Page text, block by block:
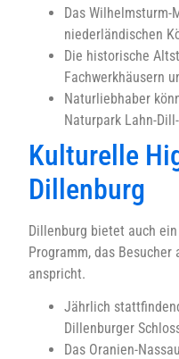
Das Wilhelmsturm-
niederländischen
Die historische
Fachwerkhäusern
Naturliebhaber
Naturpark Lahn-
Kulturelle
Dillenburg
Dillenburg bietet auch
Programm, das
anspricht.
Jährlich
Dillenburger
Das Oranien-